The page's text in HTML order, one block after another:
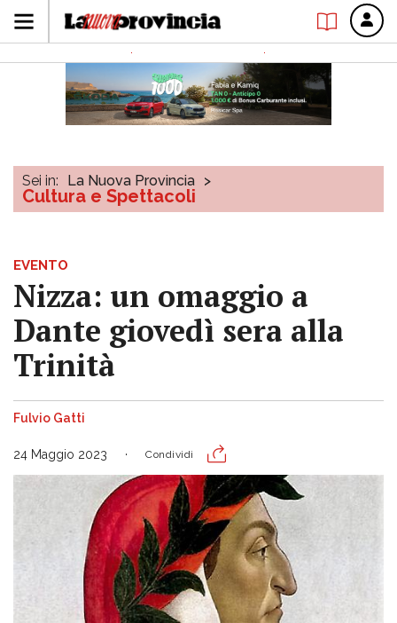
Sei in: La Nuova Provincia >
Cultura e Spettacoli
EVENTO
Nizza: un omaggio a
Dante giovedì sera alla
Trinità
Fulvio Gatti
24 Maggio 2023 Condividi